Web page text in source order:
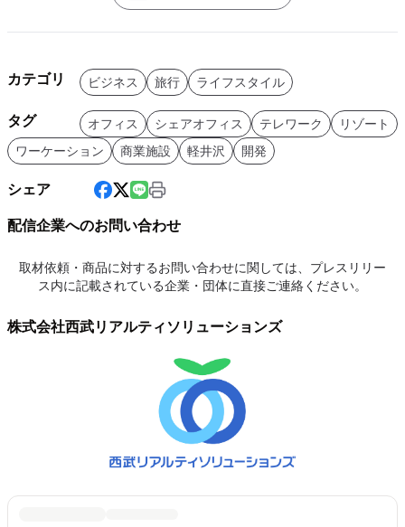
カテゴリ ビジネス 旅行 ライフスタイル
タグ オフィス シェアオフィス テレワーク
リゾート
ワーケーション
商業施設 軽井沢 開発
シェア
配信企業へのお問い合わせ
取材依頼・商品に対するお問い合わせに関しては、プレスリリー
ス内に記載されている企業・団体に直接ご連絡ください。
株式会社西武リアルティソリューションズ